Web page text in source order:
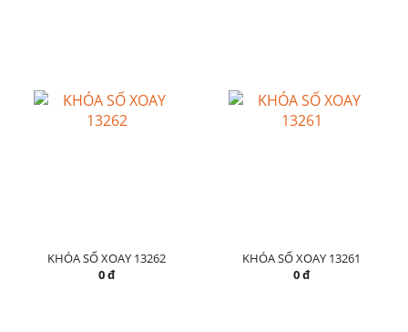
KHÓA SỐ XOAY 13262
0 đ
KHÓA SỐ XOAY 13261
0 đ